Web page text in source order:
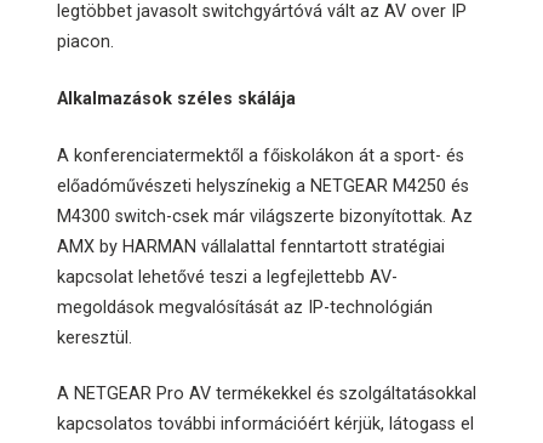
legtöbbet javasolt switchgyártóvá vált az AV over IP
piacon.
Alkalmazások széles skálája
A konferenciatermektől a főiskolákon át a sport- és
előadóművészeti helyszínekig a NETGEAR M4250 és
M4300 switch-csek már világszerte bizonyítottak. Az
AMX by HARMAN vállalattal fenntartott stratégiai
kapcsolat lehetővé teszi a legfejlettebb AV-
megoldások megvalósítását az IP-technológián
keresztül.
A NETGEAR Pro AV termékekkel és szolgáltatásokkal
kapcsolatos további információért kérjük, látogass el